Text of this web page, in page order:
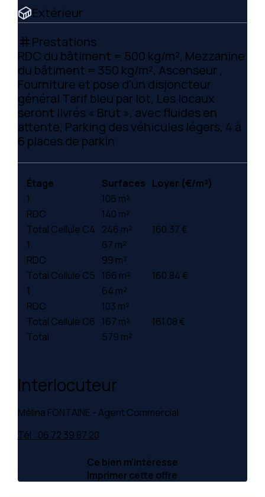
Extérieur
tag Prestations
RDC du bâtiment = 500 kg/m², Mezzanine
du bâtiment = 350 kg/m², Ascenseur ,
Fourniture et pose d'un disjoncteur
général Tarif bleu par lot, Les locaux
seront livrés « Brut », avec fluides en
attente, Parking des véhicules légers, 4 à
6 places de parkin
Étage Surfaces Loyer (€/m²)
1
106 m²
RDC
140 m²
Total Cellule C4 246 m²
160.37 €
1
67 m²
RDC
99 m²
Total Cellule C5 166 m²
160.84 €
1
64 m²
RDC
103 m²
Total Cellule C6 167 m²
161.08 €
Total
579 m²
Interlocuteur
Mélina FONTAINE - Agent Commercial
Tél : 06 72 39 87 20
Ce bien m’intéresse
Imprimer cette offre